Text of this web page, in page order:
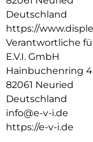
Hüllenfreundlich
Unser Displex
die Smartphone
auf Ihr Smartphone.
Somit lassen sich
Schutz aus Displex
wird Ihr
Anti Fingerprint
Die oberste Schicht
einem High-Tech
Deutschland
https://
Verantwortliche
E.V.I. GmbH
Hainbuchenring 4
82061 Neuried
Deutschland
info@e-v-i.de
https://e-v-i.de